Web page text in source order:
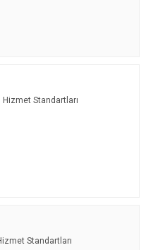
Standartları
Standartları